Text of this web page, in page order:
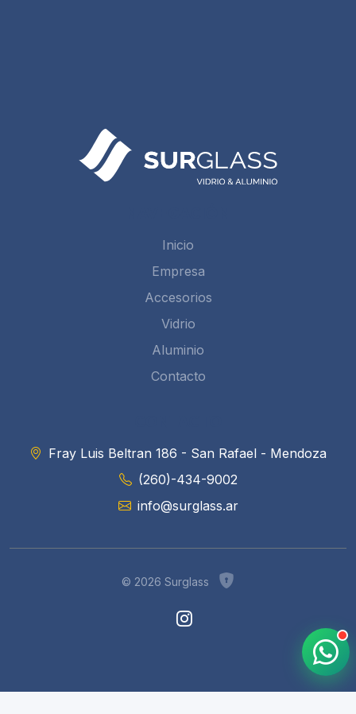
Inicio
Empresa
Accesorios
Vidrio
Aluminio
Contacto
Fray Luis Beltran 186 - San Rafael - Mendoza
(260)-434-9002
info@surglass.ar
© 2026 Surglass